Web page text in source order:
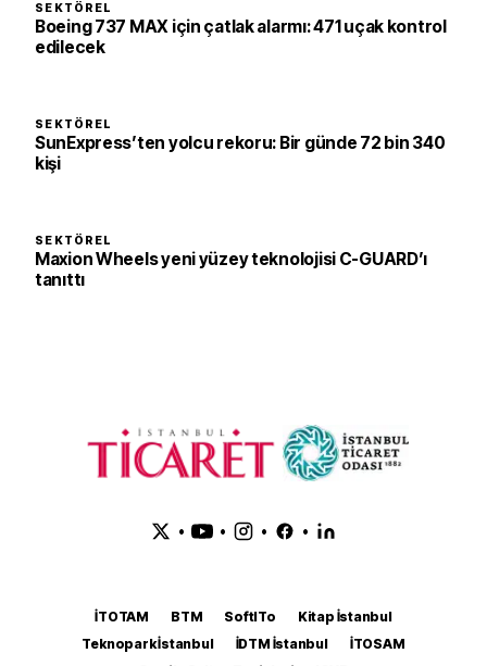
SEKTÖREL
Boeing 737 MAX için çatlak alarmı: 471 uçak kontrol
edilecek
SEKTÖREL
SunExpress’ten yolcu rekoru: Bir günde 72 bin 340
kişi
SEKTÖREL
Maxion Wheels yeni yüzey teknolojisi C-GUARD’ı
tanıttı
• • • •
İTOTAM BTM SoftITo
Kitap İstanbul
Teknopark İstanbul
İDTM İstanbul
İTOSAM